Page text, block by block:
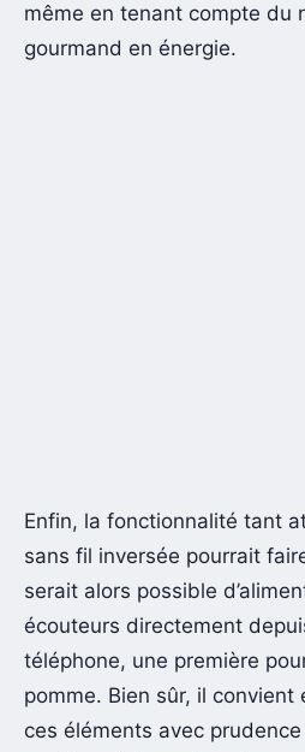
même en tenant compte du
gourmand en énergie.
Enfin, la fonctionnalité tant
sans fil inversée pourrait
serait alors possible
écouteurs directement
téléphone, une première
pomme. Bien sûr, il convient
ces éléments avec